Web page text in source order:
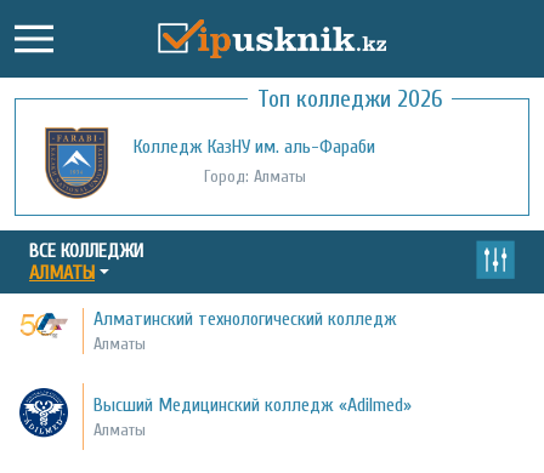
Топ колледжи 2026
Колледж КазНУ им. аль-Фараби
Город: Алматы
Высший Медицинский колледж «Adilmed»
Город: Алматы
ВСЕ КОЛЛЕДЖИ
АЛМАТЫ
Алматинский технологический колледж
Алматы
Высший Медицинский колледж «Adilmed»
Алматы